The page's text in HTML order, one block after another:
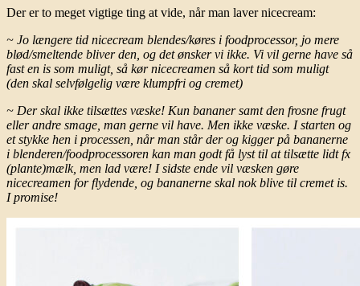
Der er to meget vigtige ting at vide, når man laver nicecream:
~ Jo længere tid nicecream blendes/køres i foodprocessor, jo mere
blød/smeltende bliver den, og det ønsker vi ikke. Vi vil gerne have så
fast en is som muligt, så kør nicecreamen så kort tid som muligt
(den skal selvfølgelig være klumpfri og cremet)
~ Der skal ikke tilsættes væske! Kun bananer samt den frosne frugt
eller andre smage, man gerne vil have. Men ikke væske. I starten og
et stykke hen i processen, når man står der og kigger på bananerne
i blenderen/foodprocessoren kan man godt få lyst til at tilsætte lidt fx
(plante)mælk, men lad være! I sidste ende vil væsken gøre
nicecreamen for flydende, og bananerne skal nok blive til cremet is.
I promise!